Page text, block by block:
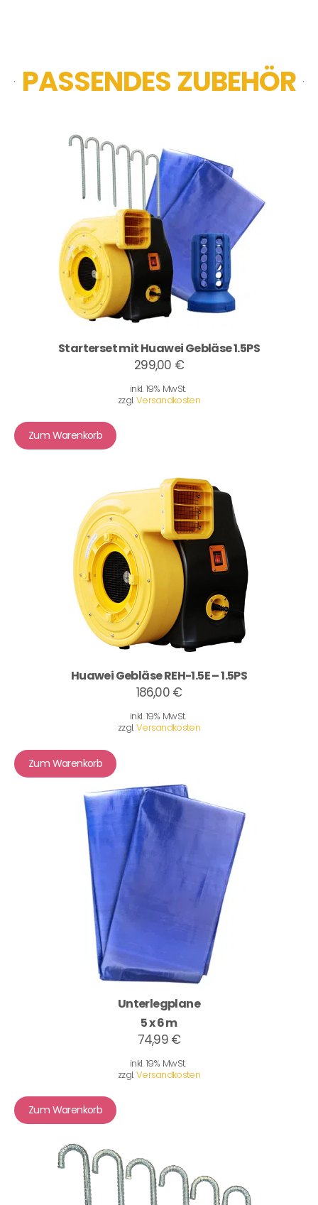
PASSENDES ZUBEHÖR
Starterset mit Huawei Gebläse 1.5PS
299,00 €
inkl. 19% MwSt.
zzgl.Versandkosten
Zum Warenkorb
Huawei Gebläse REH-1.5E – 1.5PS
186,00 €
inkl. 19% MwSt.
zzgl.Versandkosten
Zum Warenkorb
Unterlegplane
5 x 6 m
74,99 €
inkl. 19% MwSt.
zzgl.Versandkosten
Zum Warenkorb